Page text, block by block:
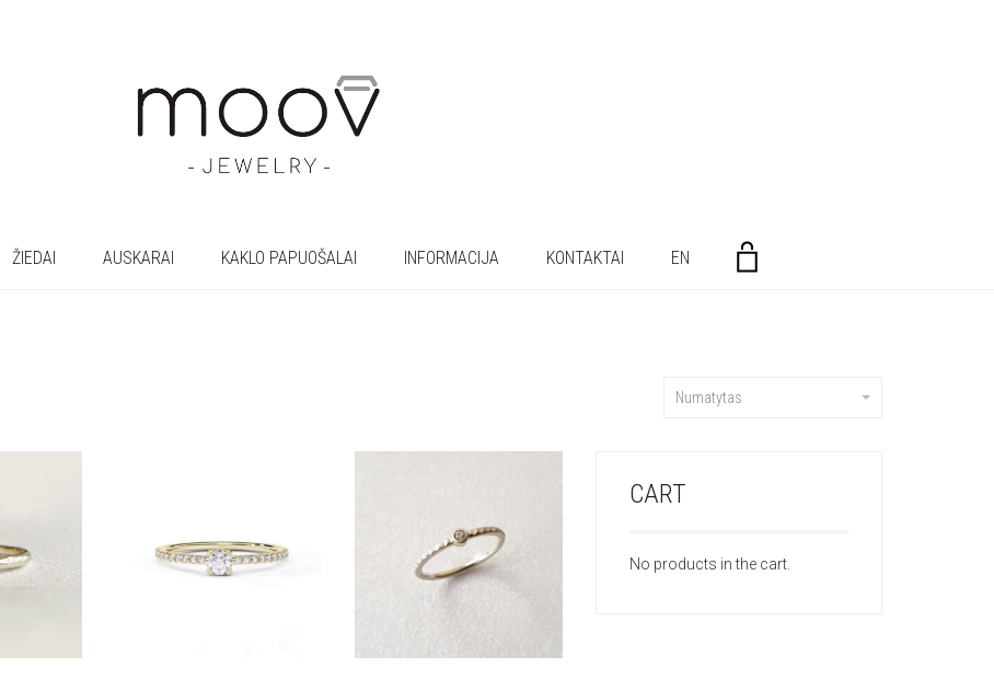
ŽIEDAI AUSKARAI KAKLO PAPUOŠALAI INFORMACIJA KONTAKTAI EN
Numatytas
CART
No products in the cart.